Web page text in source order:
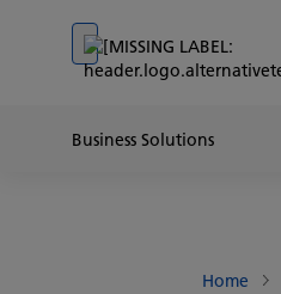
Go to content
Go to footer
Business Solutions
Home